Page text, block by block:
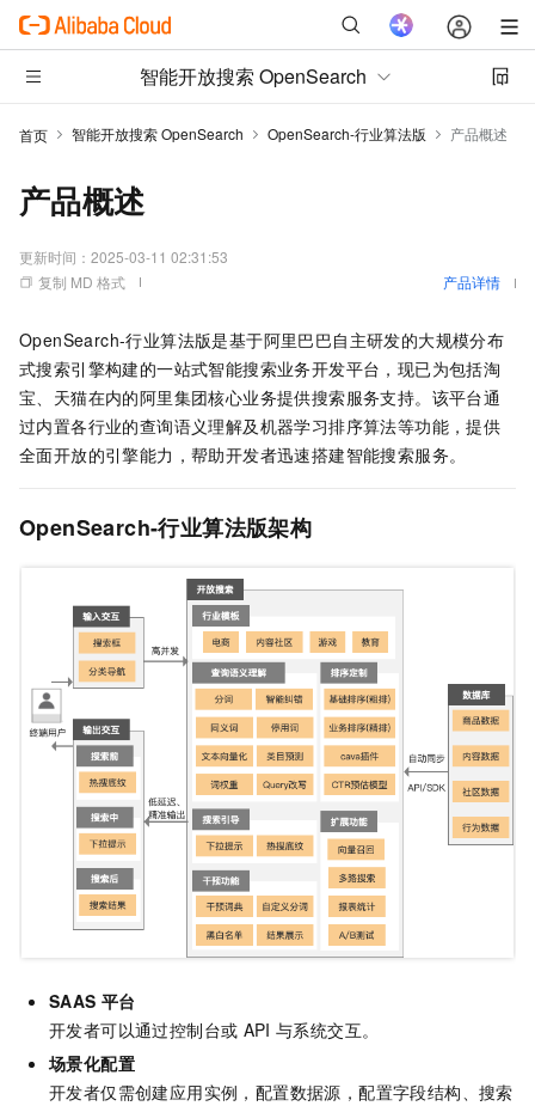
智能开放搜索 OpenSearch
首页 智能开放搜索 OpenSearch OpenSearch-行业算法版 产品概述
产品概述
更新时间： 2025-03-11 02:31:53
复制 MD 格式
产品详情
OpenSearch-行业算法版是基于阿里巴巴自主研发的大规模分布
式搜索引擎构建的一站式智能搜索业务开发平台，现已为包括淘
宝、天猫在内的阿里集团核心业务提供搜索服务支持。该平台通
过内置各行业的查询语义理解及机器学习排序算法等功能，提供
全面开放的引擎能力，帮助开发者迅速搭建智能搜索服务。
OpenSearch-行业算法版架构
SAAS 平台
开发者可以通过控制台或 API 与系统交互。
场景化配置
开发者仅需创建应用实例，配置数据源，配置字段结构、搜索